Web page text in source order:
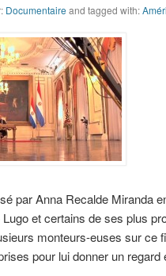
Documentaire and tagged with:
par Anna Recalde Miranda
et certains de ses plus
monteurs-euses sur ce
pour lui donner un regard